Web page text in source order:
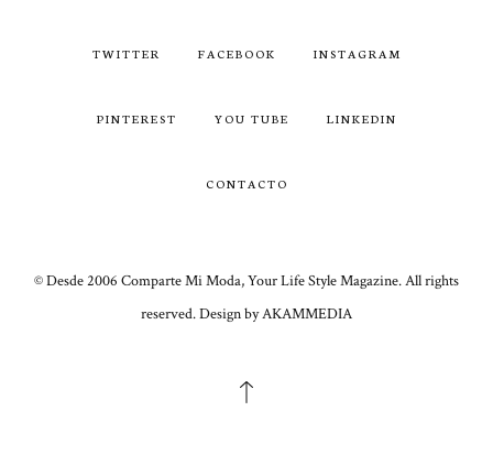
TWITTER FACEBOOK INSTAGRAM
PINTEREST YOU TUBE LINKEDIN
CONTACTO
© Desde 2006 Comparte Mi Moda, Your Life Style Magazine. All rights
reserved. Design by AKAMMEDIA